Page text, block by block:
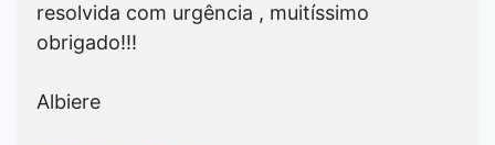
resolvida com urgência , muitíssimo
obrigado!!!
Albiere